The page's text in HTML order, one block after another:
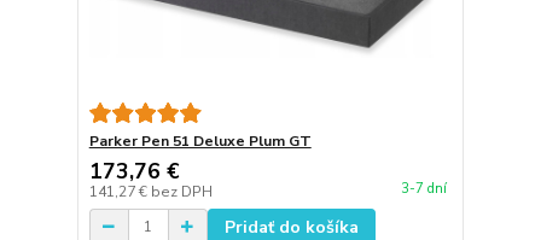
Parker Pen 51 Deluxe Plum GT
173,76 €
141,27 € bez DPH 3-7 dní
Pridať do košíka